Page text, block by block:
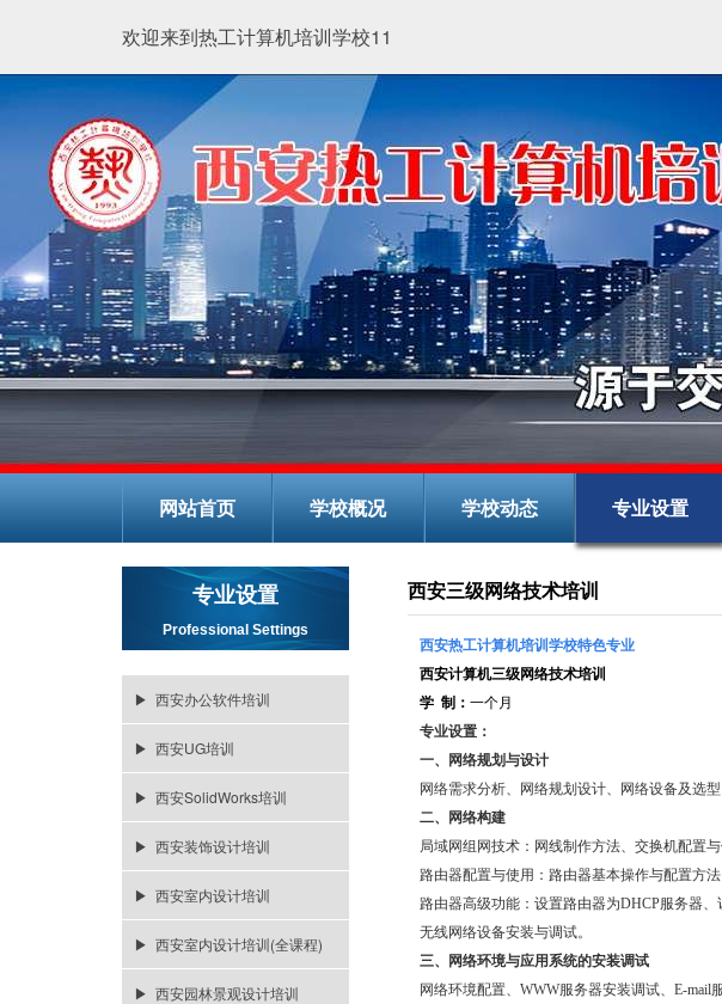
欢迎来到热工计算机培训学校11
网站首页 学校概况 学校动态 专业设置
专业设置
Professional Settings
▶ 西安办公软件培训
▶ 西安UG培训
▶ 西安SolidWorks培训
▶ 西安装饰设计培训
▶ 西安室内设计培训
▶ 西安室内设计培训(全课程)
▶ 西安园林景观设计培训
西安三级网络技术培训
西安热工计算机培训学校特色专业
西安计算机三级网络技术培训
学 制：一个月
专业设置：
一、网络规划与设计
网络需求分析、网络规划设计、网络设备及选
二、网络构建
局域网组网技术：网线制作方法、交换机配置
路由器配置与使用：路由器基本操作与配置方
路由器高级功能：设置路由器为DHCP服务器、
无线网络设备安装与调试。
三、网络环境与应用系统的安装调试
网络环境配置、WWW服务器安装调试、E-mail